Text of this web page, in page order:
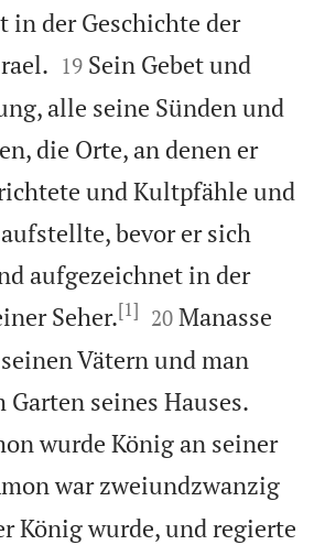
in der Geschichte der


19 Sein Gebet und
alle seine Sünden und
die Orte, an denen er
und Kultpfähle und
bevor er sich
aufgezeichnet in der
Seher.[1] 

20 Manasse
Vätern und man
seines Hauses.
wurde König an seiner
war zweiundzwanzig
König wurde, und regierte